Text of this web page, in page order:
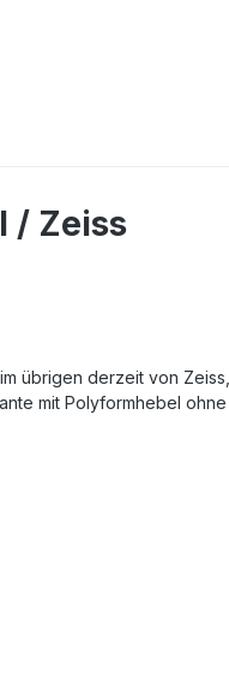
/ Zeiss
übrigen derzeit von
mit Polyformhebel